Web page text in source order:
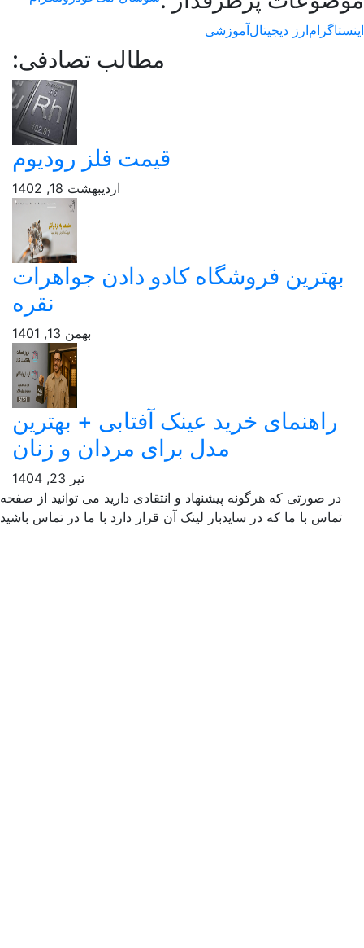
ارز دیجیتالآموزشی
مطالب تصادفی:
قیمت فلز رودیوم
اردیبهشت 18, 1402
فروشگاه کادو دادن جواهرات
نقره
بهمن 13, 1401
راهنمای خرید عینک آفتابی + بهترین
مدل برای مردان و زنان
صورتی که هرگونه پیشنهاد و انتقادی دارید می توانید از صفحه
با ما که در سایدبار لینک آن قرار دارد با ما در تماس باشید